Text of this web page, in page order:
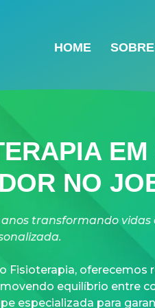
HOME
NO
anos transformando
Fisioterapia, oferecemos
equilíbrio entre
especializada para